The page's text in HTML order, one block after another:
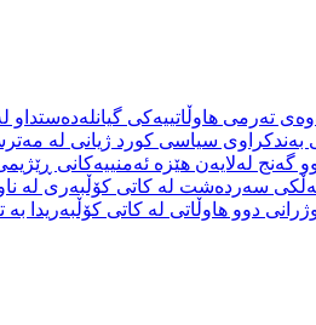
تەرمی هاوڵاتییەکی
سیاسی کورد ژیانی لە
لەلایەن هێزە ئەمنییەکانی ڕێژیمی
سەردەشت لە کاتی کۆڵبەری لە
دوو هاوڵاتی لە کاتی کۆڵبەریدا